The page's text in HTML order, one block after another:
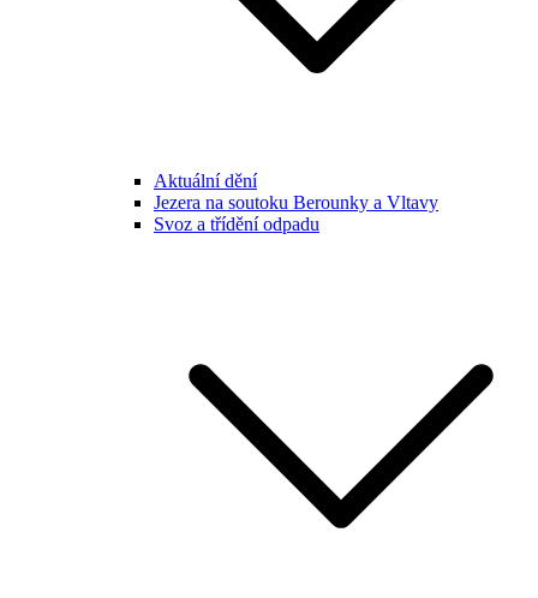
Aktuální dění
Jezera na soutoku Berounky a Vltavy
Svoz a třídění odpadu